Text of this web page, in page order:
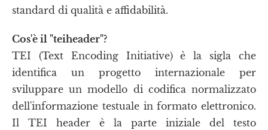
standard di qualità e affidabilità.
Cos'è il "teiheader"?
TEI (Text Encoding Initiative) è la sigla che
identifica un progetto internazionale per
sviluppare un modello di codifica normalizzato
dell'informazione testuale in formato elettronico.
Il TEI header è la parte iniziale del testo